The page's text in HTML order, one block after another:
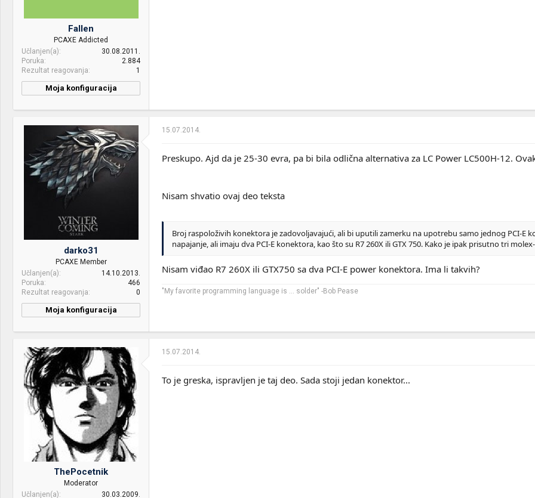
Internet:
ASUS RT-N18U + Ubiquiti
AP AC LR @ 250/25Mbit
OS & Browser: Win10 64-bit
Other:
Logitech C920 Webcam,
Logitech Cordless
Fallen
PCAXE Addicted
Učlanjen(a)
30.08.2011.
Poruka
2.884
Rezultat reagovanja
1
Moja konfiguracija
darko31
PCAXE Member
Učlanjen(a)
14.10.2013.
Poruka
466
Rezultat reagovanja
0
Moja konfiguracija
Raijintek Themis Evo
Motherboard: ASRock FM2A75M-DGS
RAM:
Mushkin Blackline DDR3
4GB 1600MHz CL8
VGA & cooler:
Powercolor 6850 1GB
GDDR5
HDD:
OCZ Vertex 2 60GB; Hitachi
500GB
Case:
Thermaltake Commander
15.07.2014.
Preskupo. Ajd da je 25-30 evra, pa bi bila odlična alternativa za LC Power LC500H-12.
Nisam shvatio ovaj deo teksta
Broj raspoloživih konektora je zadovoljavajući, ali bi uputili zamerku na upotrebu samo jednog PCI-E
napajanje, ali imaju dva PCI-E konektora, kao što su R7 260X ili GTX 750. Kako je ipak prisutno tri
Nisam viđao R7 260X ili GTX750 sa dva PCI-E power konektora. Ima li takvih?
"My favorite programming language is ... solder" -Bob Pease
ThePocetnik
Moderator
Učlanjen(a)
30.03.2009.
15.07.2014.
To je greska, ispravljen je taj deo. Sada stoji jedan konektor...